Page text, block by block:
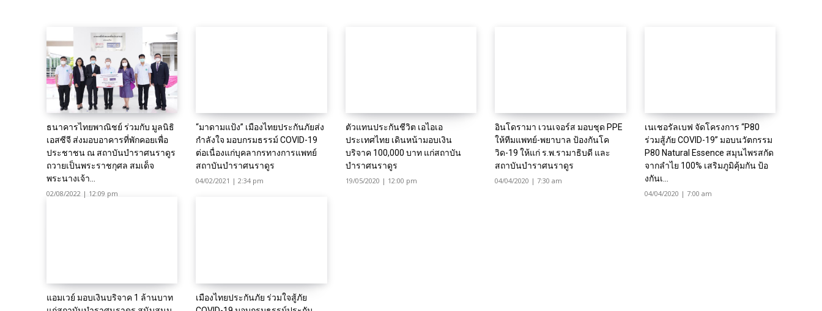
ธนาคารไทยพาณิชย์ ร่วมกับ มูลนิธิ
เอสซีจี ส่งมอบอาคารที่พักคอยเพื่อ
ประชาชน ณ สถาบันบำราศนราดูร
ถวายเป็นพระราชกุศล สมเด็จ
พระนางเจ้า...
02/08/2022 | 12:09 pm
“มาดามแป้ง” เมืองไทยประกันภัยส่ง
กำลังใจ มอบกรมธรรม์ COVID-19
ต่อเนื่องแก่บุคลากรทางการแพทย์
สถาบันบำราศนราดูร
04/02/2021 | 2:34 pm
ตัวแทนประกันชีวิต เอไอเอ
ประเทศไทย เดินหน้ามอบเงิน
บริจาค 100,000 บาท แก่สถาบัน
บำราศนราดูร
19/05/2020 | 12:00 pm
อินโดรามา เวนเจอร์ส มอบชุด PPE
ให้ทีมแพทย์-พยาบาล ป้องกันโค
วิด-19 ให้แก่ ร.พ.รามาธิบดี และ
สถาบันบำราศนราดูร
04/04/2020 | 7:30 am
เนเชอรัลเบฟ จัดโครงการ “P80
ร่วมสู้ภัย COVID-19” มอบนวัตกรรม
P80 Natural Essence สมุนไพรสกัด
จากลำไย 100% เสริมภูมิคุ้มกัน ป้อ
งกันเ...
04/04/2020 | 7:00 am
แอมเวย์ มอบเงินบริจาค 1 ล้านบาท
เมืองไทยประกันภัย ร่วมใจสู้ภัย